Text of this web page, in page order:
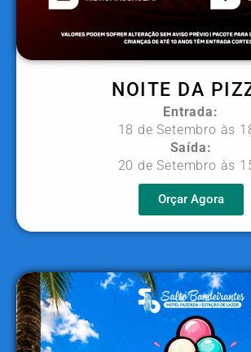
NOITE DA
Entrada:
18 de Setembro às
Saída:
20 de Setembro às
Orçar Agora